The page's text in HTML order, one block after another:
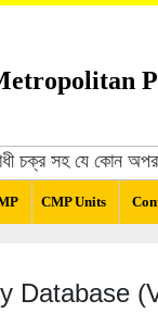
চক্র সহ যে কোন
CMP Units
Database